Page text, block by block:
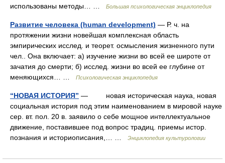
использованы методы… …
Большая психологическая энциклопедия
Развитие человека (human development) — Р. ч. на
протяжении жизни новейшая комплексная область
эмпирических исслед. и теорет. осмысления жизненного пути
чел.. Она включает: а) изучение жизни во всей ее широте от
зачатия до смерти; б) исслед. жизни во всей ее глубине от
меняющихся… …
Психологическая энциклопедия
“НОВАЯ ИСТОРИЯ” — новая историческая наука, новая
социальная история под этим наименованием в мировой науке
сер. вт. пол. 20 в. заявило о себе мощное интеллектуальное
движение, поставившее под вопрос традиц. приемы истор.
познания и историописания,… …
Энциклопедия культурологии